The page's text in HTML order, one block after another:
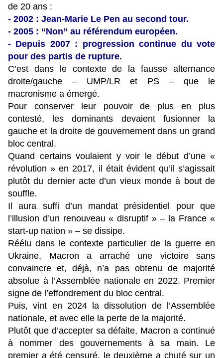
de 20 ans :
- 2002 : Jean-Marie Le Pen au second tour.
- 2005 : “Non” au référendum européen.
- Depuis 2007 : progression continue du vote
pour des partis de rupture.
C’est dans le contexte de la fausse alternance
droite/gauche – UMP/LR et PS – que le
macronisme a émergé.
Pour conserver leur pouvoir de plus en plus
contesté, les dominants devaient fusionner la
gauche et la droite de gouvernement dans un grand
bloc central.
Quand certains voulaient y voir le début d’une «
révolution » en 2017, il était évident qu’il s’agissait
plutôt du dernier acte d’un vieux monde à bout de
souffle.
Il aura suffi d’un mandat présidentiel pour que
l’illusion d’un renouveau « disruptif » – la France «
start-up nation » – se dissipe.
Réélu dans le contexte particulier de la guerre en
Ukraine, Macron a arraché une victoire sans
convaincre et, déjà, n’a pas obtenu de majorité
absolue à l’Assemblée nationale en 2022. Premier
signe de l’effondrement du bloc central.
Puis, vint en 2024 la dissolution de l’Assemblée
nationale, et avec elle la perte de la majorité.
Plutôt que d’accepter sa défaite, Macron a continué
à nommer des gouvernements à sa main. Le
premier a été censuré, le deuxième a chuté sur un